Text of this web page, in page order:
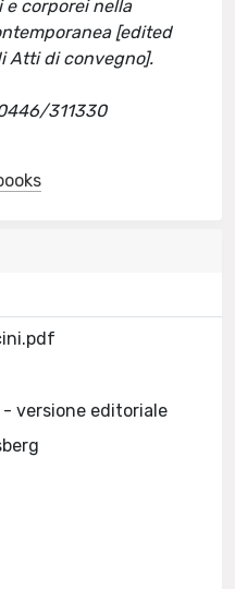
e corporei nella
[edited
Atti di convegno].
311330
- versione editoriale